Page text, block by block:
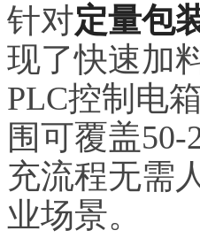
针对定量包
现了快速加
PLC控制电
围可覆盖
充流程无需
业场景。